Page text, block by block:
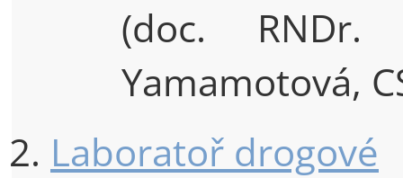
(doc. RNDr.
Yamamotová,
Laboratoř drogové